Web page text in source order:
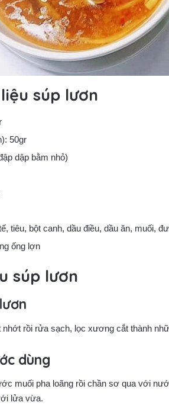
súp lươn
50gr
dập bằm nhỏ)
tiêu, bột canh, dầu điều, dầu ăn, muối,
ống lợn
súp lươn
rồi rửa sạch, lọc xương cắt thành
dùng
muối pha loãng rồi chần sơ qua với
lửa vừa.